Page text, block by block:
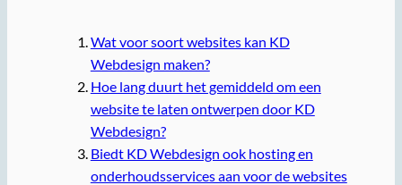
Wat voor soort websites kan KD
Webdesign maken?
Hoe lang duurt het gemiddeld om een
website te laten ontwerpen door KD
Webdesign?
Biedt KD Webdesign ook hosting en
onderhoudsservices aan voor de websites